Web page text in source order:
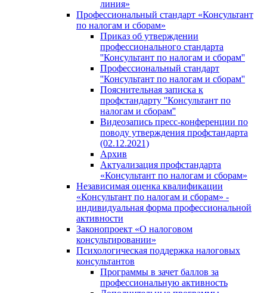
линия»
Профессиональный стандарт «Консультант
по налогам и сборам»
Приказ об утверждении
профессионального стандарта
''Консультант по налогам и сборам''
Профессиональный стандарт
''Консультант по налогам и сборам''
Пояснительная записка к
профстандарту ''Консультант по
налогам и сборам''
Видеозапись пресс-конференции по
поводу утверждения профстандарта
(02.12.2021)
Архив
Актуализация профстандарта
«Консультант по налогам и сборам»
Независимая оценка квалификации
«Консультант по налогам и сборам» -
индивидуальная форма профессиональной
активности
Законопроект «О налоговом
консультировании»
Психологическая поддержка налоговых
консультантов
Программы в зачет баллов за
профессиональную активность